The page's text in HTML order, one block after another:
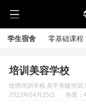
学生宿舍 零基础课程
培训美容学校
纹绣培训学校,美甲美睫培训
2022年04月25日
热度：